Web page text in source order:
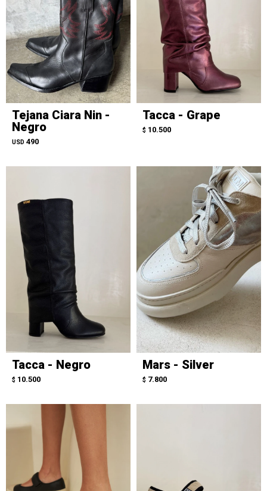
Tejana Ciara Nin -
Negro
USD 490
Tacca - Grape
$ 10.500
Tacca - Negro
$ 10.500
Mars - Silver
$ 7.800